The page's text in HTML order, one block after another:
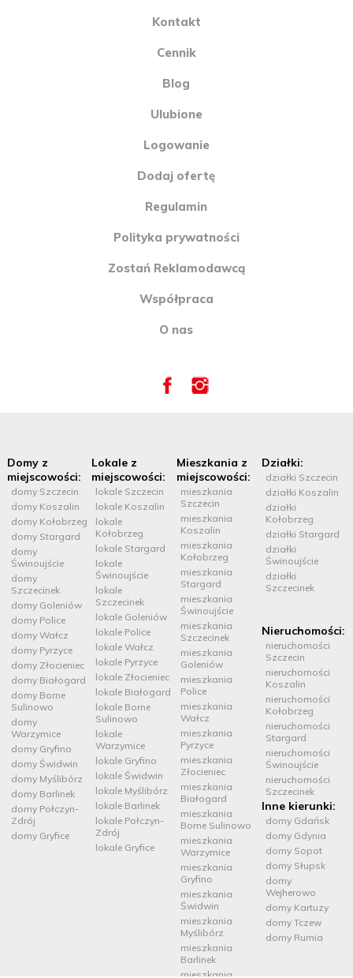
Kontakt
Cennik
Blog
Ulubione
Logowanie
Dodaj ofertę
Regulamin
Polityka prywatności
Zostań Reklamodawcą
Współpraca
O nas
Domy z
miejscowości:
domy Szczecin
domy Koszalin
domy Kołobrzeg
domy Stargard
domy
Świnoujście
domy
Szczecinek
domy Goleniów
domy Police
domy Wałcz
domy Pyrzyce
domy Złocieniec
domy Białogard
domy Borne
Sulinowo
domy
Warzymice
domy Gryfino
domy Świdwin
domy Myślibórz
domy Barlinek
domy Połczyn-
Zdrój
domy Gryfice
Lokale z
miejscowości:
lokale Szczecin
lokale Koszalin
lokale
Kołobrzeg
lokale Stargard
lokale
Świnoujście
lokale
Szczecinek
lokale Goleniów
lokale Police
lokale Wałcz
lokale Pyrzyce
lokale Złocieniec
lokale Białogard
lokale Borne
Sulinowo
lokale
Warzymice
lokale Gryfino
lokale Świdwin
lokale Myślibórz
lokale Barlinek
lokale Połczyn-
Zdrój
lokale Gryfice
Mieszkania z
miejscowości:
mieszkania
Szczecin
mieszkania
Koszalin
mieszkania
Kołobrzeg
mieszkania
Stargard
mieszkania
Świnoujście
mieszkania
Szczecinek
mieszkania
Goleniów
mieszkania
Police
mieszkania
Wałcz
mieszkania
Pyrzyce
mieszkania
Złocieniec
mieszkania
Białogard
mieszkania
Borne Sulinowo
mieszkania
Warzymice
mieszkania
Gryfino
mieszkania
Świdwin
mieszkania
Myślibórz
mieszkania
Barlinek
mieszkania
Działki:
działki Szczecin
działki Koszalin
działki
Kołobrzeg
działki Stargard
działki
Świnoujście
działki
Szczecinek
Nieruchomości:
nieruchomości
Szczecin
nieruchomości
Koszalin
nieruchomości
Kołobrzeg
nieruchomości
Stargard
nieruchomości
Świnoujście
nieruchomości
Szczecinek
Inne kierunki:
domy Gdańsk
domy Gdynia
domy Sopot
domy Słupsk
domy
Wejherowo
domy Kartuzy
domy Tczew
domy Rumia